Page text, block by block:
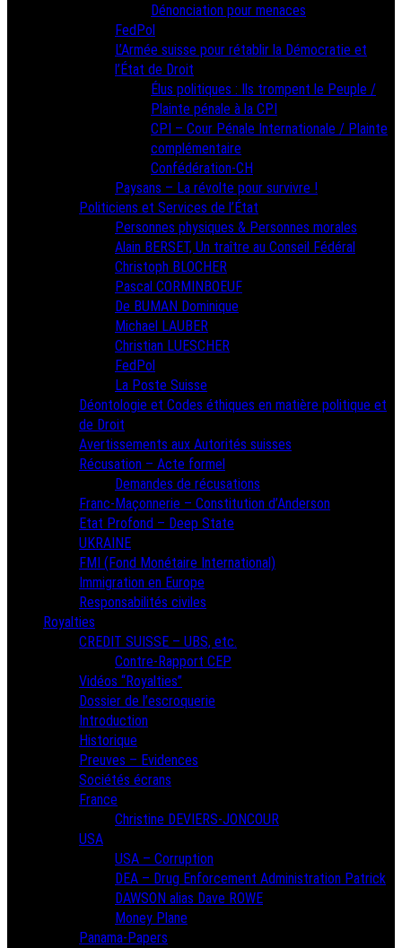
Dénonciation pour menaces
FedPol
L’Armée suisse pour rétablir la Démocratie et
l’État de Droit
Élus politiques : Ils trompent le Peuple /
Plainte pénale à la CPI
CPI – Cour Pénale Internationale / Plainte
complémentaire
Confédération-CH
Paysans – La révolte pour survivre !
Politiciens et Services de l’État
Personnes physiques & Personnes morales
Alain BERSET, Un traître au Conseil Fédéral
Christoph BLOCHER
Pascal CORMINBOEUF
De BUMAN Dominique
Michael LAUBER
Christian LUESCHER
FedPol
La Poste Suisse
Déontologie et Codes éthiques en matière politique et
de Droit
Avertissements aux Autorités suisses
Récusation – Acte formel
Demandes de récusations
Franc-Maçonnerie – Constitution d’Anderson
Etat Profond – Deep State
UKRAINE
FMI (Fond Monétaire International)
Immigration en Europe
Responsabilités civiles
Royalties
CREDIT SUISSE – UBS, etc.
Contre-Rapport CEP
Vidéos “Royalties”
Dossier de l’escroquerie
Introduction
Historique
Preuves – Evidences
Sociétés écrans
France
Christine DEVIERS-JONCOUR
USA
USA – Corruption
DEA – Drug Enforcement Administration Patrick
DAWSON alias Dave ROWE
Money Plane
Panama-Papers